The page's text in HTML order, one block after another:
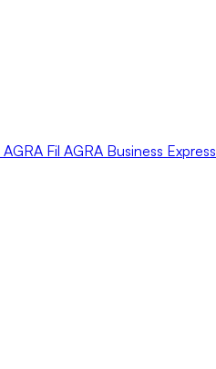
AGRA Fil AGRA Business Express